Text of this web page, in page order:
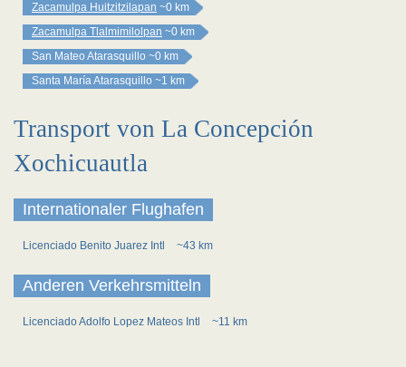
Zacamulpa Huitzitzilapan ~0 km
Zacamulpa Tlalmimilolpan ~0 km
San Mateo Atarasquillo ~0 km
Santa María Atarasquillo ~1 km
Transport von La Concepción
Xochicuautla
Internationaler Flughafen
Licenciado Benito Juarez Intl ~43 km
Anderen Verkehrsmitteln
Licenciado Adolfo Lopez Mateos Intl ~11 km